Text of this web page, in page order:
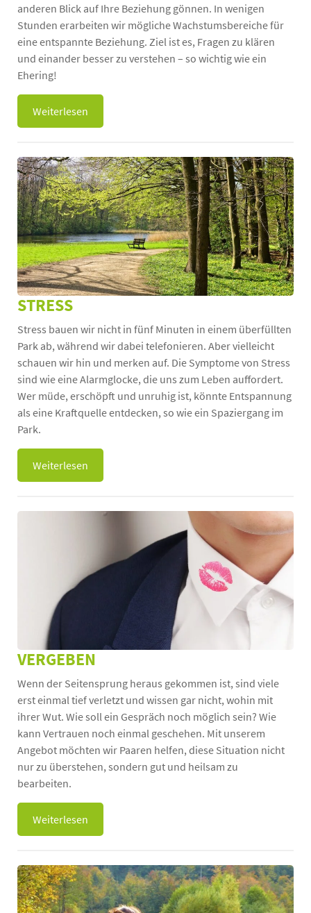
anderen Blick auf Ihre Beziehung gönnen. In wenigen
Stunden erarbeiten wir mögliche Wachstumsbereiche für
eine entspannte Beziehung. Ziel ist es, Fragen zu klären
und einander besser zu verstehen – so wichtig wie ein
Ehering!
Weiterlesen
STRESS
Stress bauen wir nicht in fünf Minuten in einem überfüllten
Park ab, während wir dabei telefonieren. Aber vielleicht
schauen wir hin und merken auf. Die Symptome von Stress
sind wie eine Alarmglocke, die uns zum Leben auffordert.
Wer müde, erschöpft und unruhig ist, könnte Entspannung
als eine Kraftquelle entdecken, so wie ein Spaziergang im
Park.
Weiterlesen
VERGEBEN
Wenn der Seitensprung heraus gekommen ist, sind viele
erst einmal tief verletzt und wissen gar nicht, wohin mit
ihrer Wut. Wie soll ein Gespräch noch möglich sein? Wie
kann Vertrauen noch einmal geschehen. Mit unserem
Angebot möchten wir Paaren helfen, diese Situation nicht
nur zu überstehen, sondern gut und heilsam zu
bearbeiten.
Weiterlesen